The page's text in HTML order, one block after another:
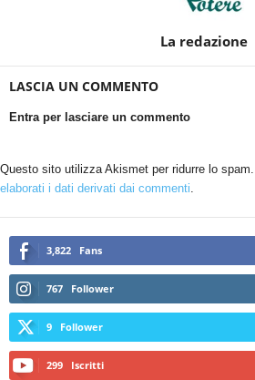
La redazione
LASCIA UN COMMENTO
Entra per lasciare un commento
Questo sito utilizza Akismet per ridurre lo spam.
elaborati i dati derivati dai commenti
3,822 Fans
767 Follower
9 Follower
299 Iscritti